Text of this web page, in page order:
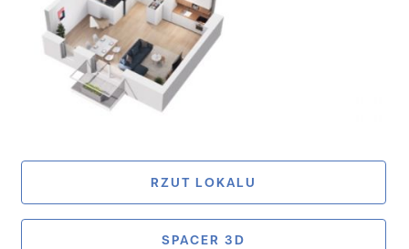
RZUT LOKALU
SPACER 3D